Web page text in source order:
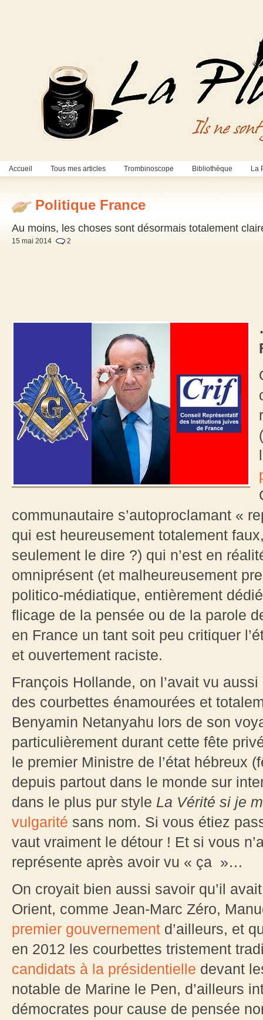
Accueil Tous mes articles Trombinoscope Bibliothèque La
Politique France
Au moins, les choses sont désormais totalement
15 mai 2014 2
communautaire s’autoproclamant «
qui est heureusement totalement
seulement le dire ?) qui n’est en
omniprésent (et malheureusement
politico-médiatique, entièrement
flicage de la pensée ou de la parole
en France un tant soit peu critiquer
et ouvertement raciste.
François Hollande, on l’avait vu
des courbettes énamourées et
Benyamin Netanyahu lors de son
particulièrement durant cette fête
le premier Ministre de l’état hébreux
depuis partout dans le monde sur
dans le plus pur style La Vérité si je
vulgarité sans nom. Si vous étiez
vaut vraiment le détour ! Et si vous
représente après avoir vu « ça »…
On croyait bien aussi savoir qu’il
Orient, comme Jean-Marc Zéro,
premier gouvernement d’ailleurs, et
en 2012 les courbettes tristement
candidats à la présidentielle devant
notable de Marine le Pen, d’ailleurs
démocrates pour cause de pensée